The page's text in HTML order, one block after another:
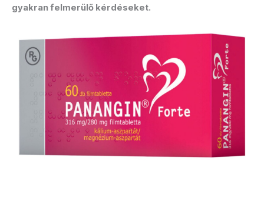
gyakran felmerülő kérdéseket.